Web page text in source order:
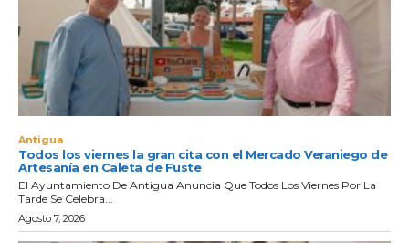
Antigua
Todos los viernes la gran cita con el Mercado Veraniego de
Artesanía en Caleta de Fuste
El Ayuntamiento De Antigua Anuncia Que Todos Los Viernes Por La
Tarde Se Celebra...
Agosto 7, 2026